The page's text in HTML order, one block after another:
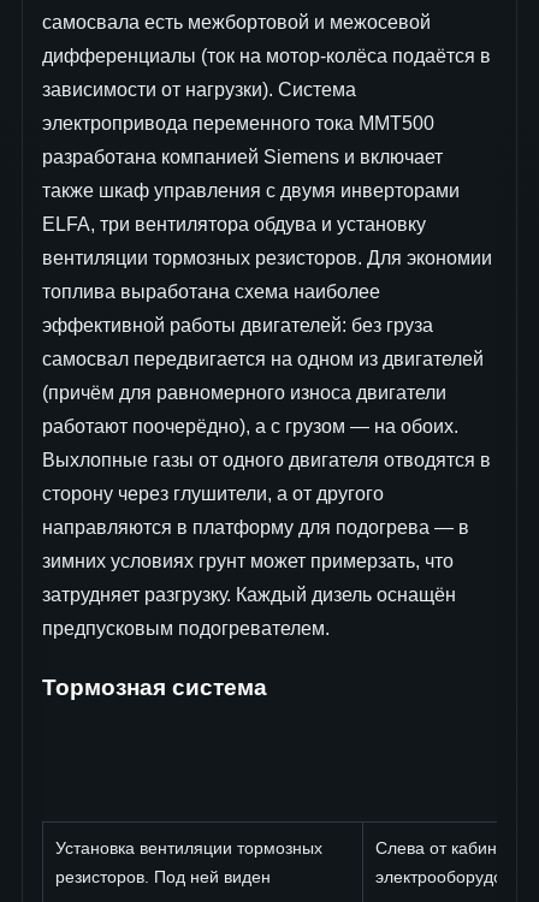
самосвала есть межбортовой и межосевой
дифференциалы (ток на мотор-колёса подаётся в
зависимости от нагрузки). Система
электропривода переменного тока ММТ500
разработана компанией Siemens и включает
также шкаф управления с двумя инверторами
ELFA, три вентилятора обдува и установку
вентиляции тормозных резисторов. Для экономии
топлива выработана схема наиболее
эффективной работы двигателей: без груза
самосвал передвигается на одном из двигателей
(причём для равномерного износа двигатели
работают поочерёдно), а с грузом — на обоих.
Выхлопные газы от одного двигателя отводятся в
сторону через глушители, а от другого
направляются в платформу для подогрева — в
зимних условиях грунт может примерзать, что
затрудняет разгрузку. Каждый дизель оснащён
предпусковым подогревателем.
Тормозная система
Установка вентиляции тормозных
резисторов. Под ней виден
Слева от кабины —